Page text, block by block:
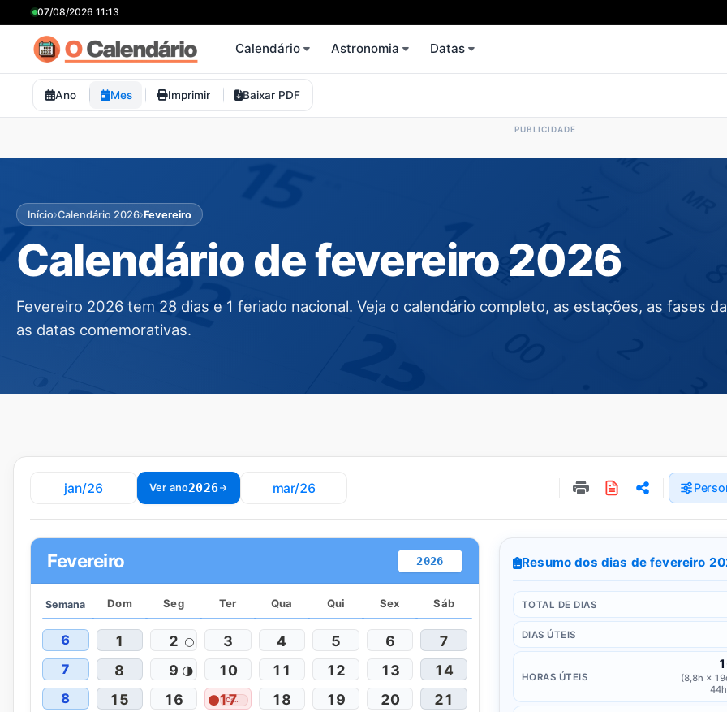
07/08/2026 11:13
Calendário Astronomia Datas
Ano Mes Imprimir Baixar PDF
Início›Calendário 2026›Fevereiro
Calendário de fevereiro 2026
Fevereiro 2026 tem 28 dias e 1 feriado nacional. Veja o calendário completo, as estações, as fases
as datas comemorativas.
jan/26 Ver ano2026 mar/26
Fevereiro 2026
Semana Dom Seg Ter Qua Qui Sex Sáb
6 1 2 🌕 3 4 5 6 7
7 8 9 🌗 10 11 12 13 14
8 15 16 17Carnaval (Ponto...
🌑 18 19 20 21
Resumo dos dias de fevereiro
TOTAL DE DIAS
DIAS ÚTEIS
HORAS ÚTEIS
(8,8h ×